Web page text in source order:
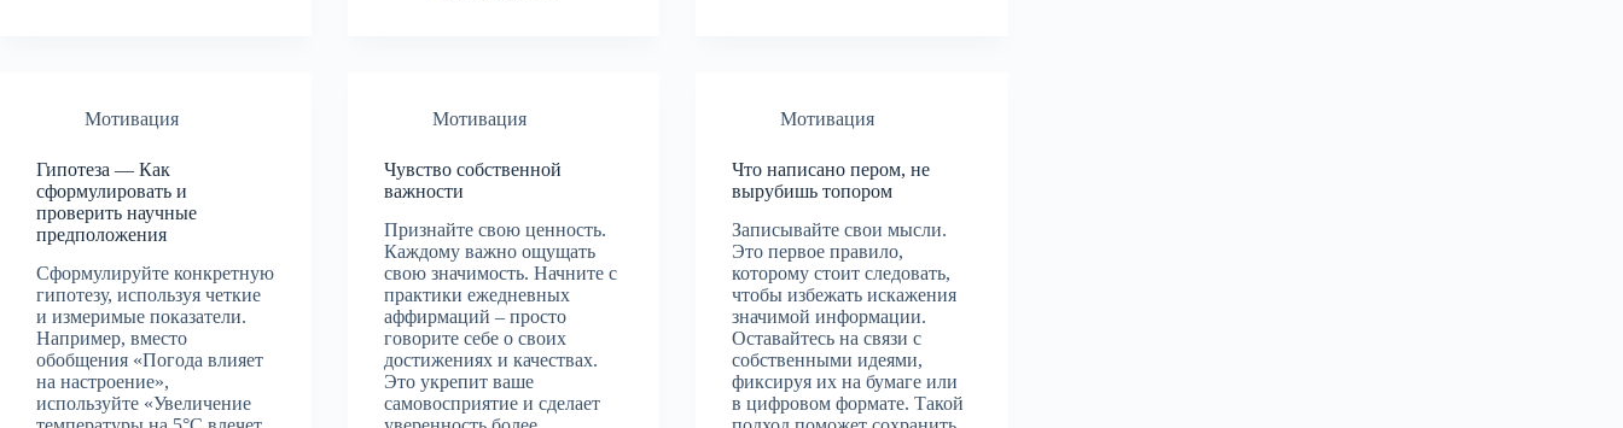
Мотивация
Гипотеза — Как
сформулировать и
проверить научные
предположения
Сформулируйте конкретную
гипотезу, используя четкие
и измеримые показатели.
Например, вместо
обобщения «Погода влияет
на настроение»,
используйте «Увеличение
Мотивация
Чувство собственной
важности
Признайте свою ценность.
Каждому важно ощущать
свою значимость. Начните с
практики ежедневных
аффирмаций – просто
говорите себе о своих
достижениях и качествах.
Это укрепит ваше
самовосприятие и сделает
Мотивация
Что написано пером, не
вырубишь топором
Записывайте свои мысли.
Это первое правило,
которому стоит следовать,
чтобы избежать искажения
значимой информации.
Оставайтесь на связи с
собственными идеями,
фиксируя их на бумаге или
в цифровом формате. Такой